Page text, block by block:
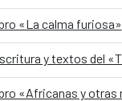
«La calma furiosa»